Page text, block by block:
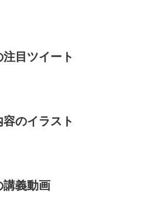
目ツイート
のイラスト
講義動画